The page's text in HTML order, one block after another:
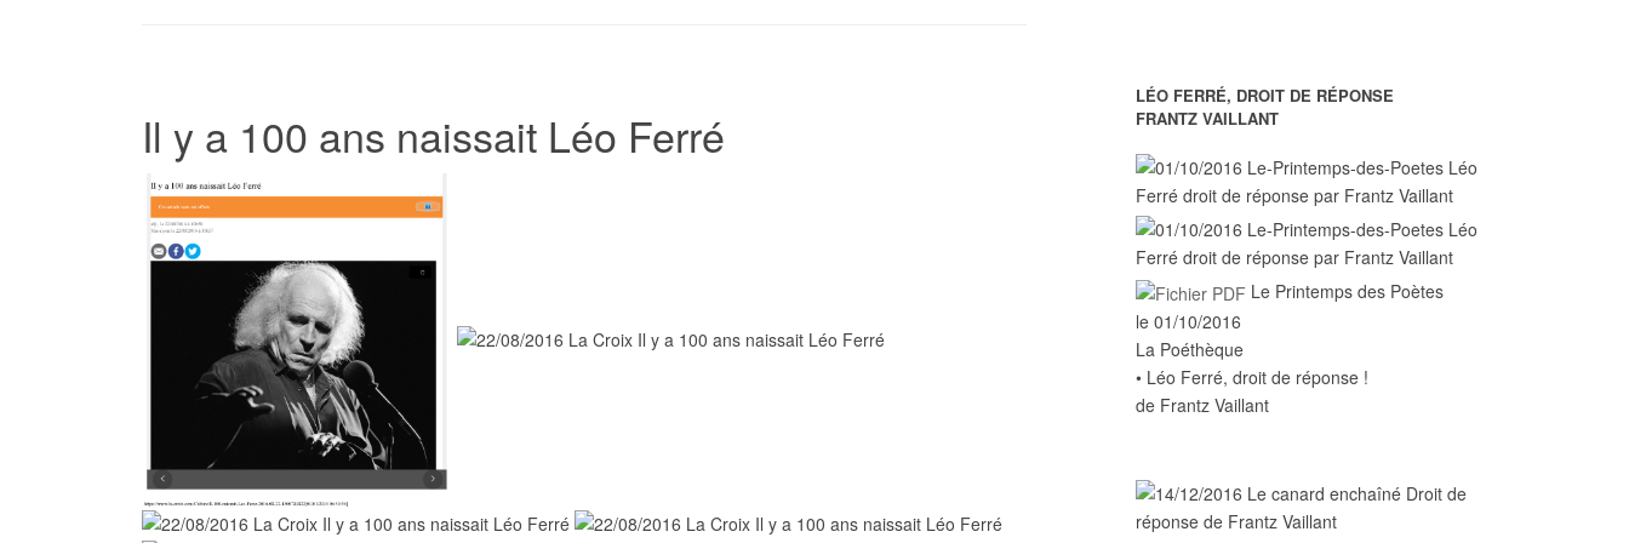
Il y a 100 ans naissait Léo Ferré
LÉO FERRÉ, DROIT DE RÉPONSE
FRANTZ VAILLANT
Le Printemps des Poètes
le 01/10/2016
La Poéthèque
• Léo Ferré, droit de réponse !
de Frantz Vaillant